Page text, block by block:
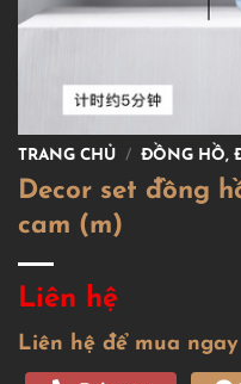
TRANG CHỦ / ĐỒNG HỒ,
Decor set đồng
cam (m)
Liên hệ
Liên hệ để mua ngay